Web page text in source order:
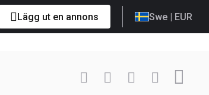
Lägg ut en annons Swe | EUR
+49 151 ... Visa